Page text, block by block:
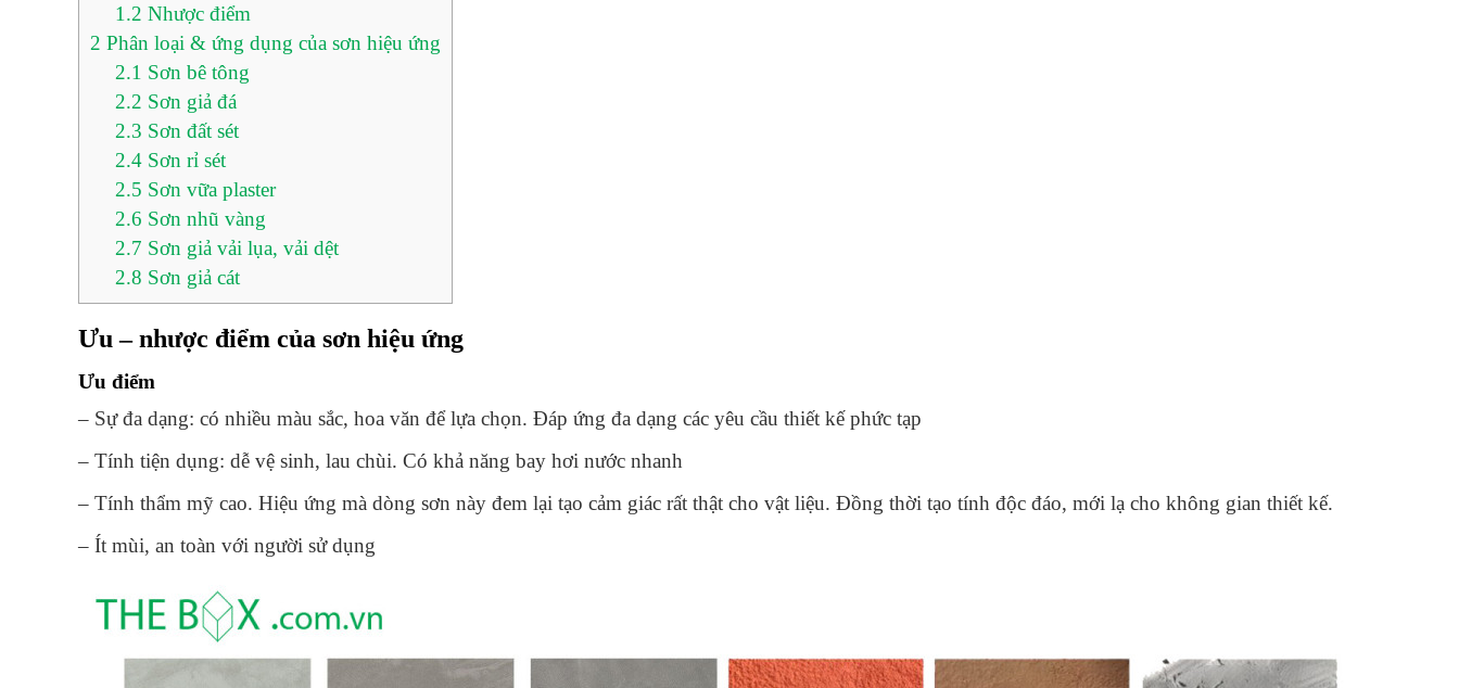
1.2 Nhược điểm
2 Phân loại & ứng dụng của sơn hiệu ứng
2.1 Sơn bê tông
2.2 Sơn giả đá
2.3 Sơn đất sét
2.4Sơn rỉ sét
2.5 Sơn vữa plaster
2.6 Sơn nhũ vàng
2.7 Sơn giả vải lụa, vải dệt
2.8 Sơn giả cát
Ưu – nhược điểm của sơn hiệu ứng
Ưu điểm
– Sự đa dạng: có nhiều màu sắc, hoa văn để lựa chọn. Đáp ứng đa dạng các yêu cầu thiết kế phức tạp
– Tính tiện dụng: dễ vệ sinh, lau chùi. Có khả năng bay hơi nước nhanh
– Tính thẩm mỹ cao. Hiệu ứng mà dòng sơn này đem lại tạo cảm giác rất thật cho vật liệu. Đồng thời tạo tính độc đáo, mới lạ cho không gian thiết kế.
– Ít mùi, an toàn với người sử dụng